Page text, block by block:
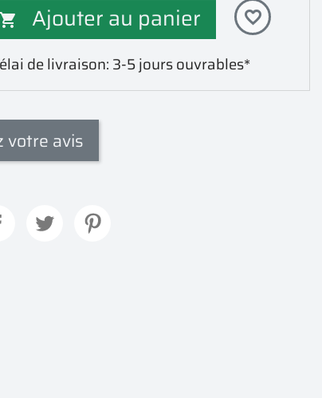
 Ajouter au panier favorite_border
de livraison: 3-5 jours ouvrables*
votre avis